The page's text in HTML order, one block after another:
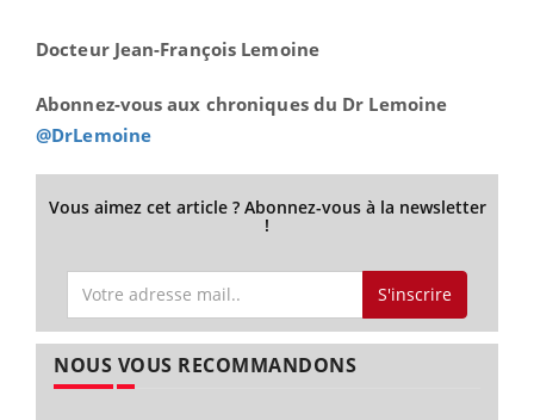
Docteur Jean-François Lemoine
Abonnez-vous aux chroniques du Dr Lemoine
@DrLemoine
Vous aimez cet article ? Abonnez-vous à la newsletter
!
S'inscrire
NOUS VOUS RECOMMANDONS